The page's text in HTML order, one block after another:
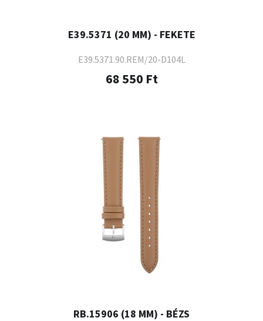
E39.5371 (20 MM) - FEKETE
E39.5371.90.REM/20-D104L
68 550 Ft
RB.15906 (18 MM) - BÉZS